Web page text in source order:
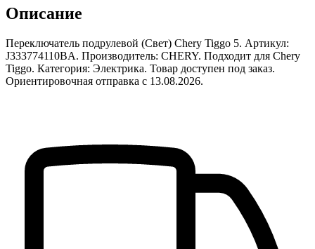
Описание
Переключатель подрулевой (Свет) Chery Tiggo 5. Артикул:
J333774110BA. Производитель: CHERY. Подходит для Chery
Tiggo. Категория: Электрика. Товар доступен под заказ.
Ориентировочная отправка с 13.08.2026.